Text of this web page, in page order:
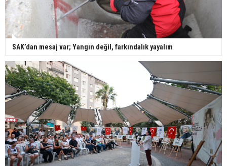
SAK’dan mesaj var; Yangın değil, farkındalık yayalım